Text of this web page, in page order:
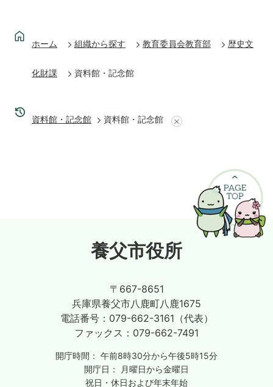
ホーム 組織から探す 教育委員会教育部 歴史文
化財課 資料館・記念館
資料館・記念館 資料館・記念館
養父市役所
〒667-8651
兵庫県養父市八鹿町八鹿1675
電話番号： 079-662-3161（代表）
ファックス： 079-662-7491
開庁時間： 午前8時30分から午後5時15分
開庁日：
月曜日から金曜日
祝日・休日および年末年始